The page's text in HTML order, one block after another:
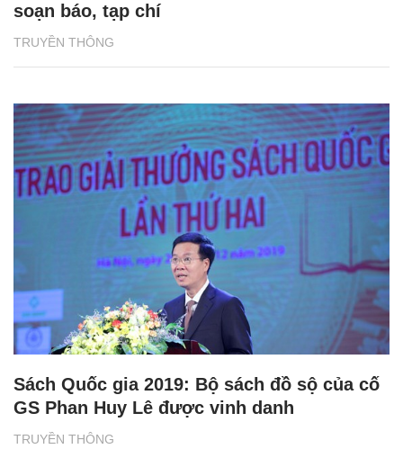
TRUYỀN THÔNG
soạn báo, tạp chí
TRUYỀN THÔNG
Sách Quốc gia 2019: Bộ sách đồ sộ của cố
GS Phan Huy Lê được vinh danh